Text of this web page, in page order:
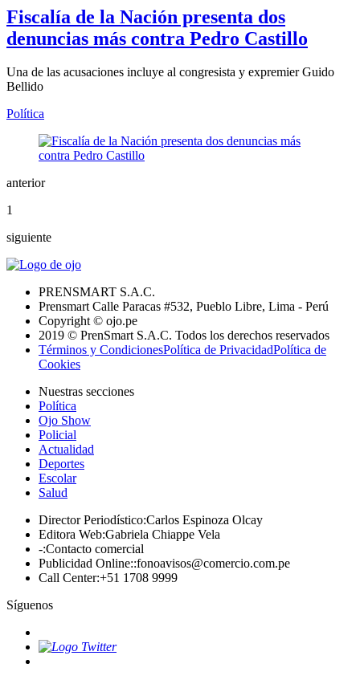
Fiscalía de la Nación presenta dos
denuncias más contra Pedro Castillo
Una de las acusaciones incluye al congresista y expremier Guido
Bellido
Política
anterior
1
siguiente
PRENSMART S.A.C.
Prensmart Calle Paracas #532, Pueblo Libre, Lima - Perú
Copyright © ojo.pe
2019 © PrenSmart S.A.C. Todos los derechos reservados
Términos y CondicionesPolítica de PrivacidadPolítica de
Cookies
Nuestras secciones
Política
Ojo Show
Policial
Actualidad
Deportes
Escolar
Salud
Director Periodístico:Carlos Espinoza Olcay
Editora Web:Gabriela Chiappe Vela
-:Contacto comercial
Publicidad Online::fonoavisos@comercio.com.pe
Call Center:+51 1708 9999
Síguenos